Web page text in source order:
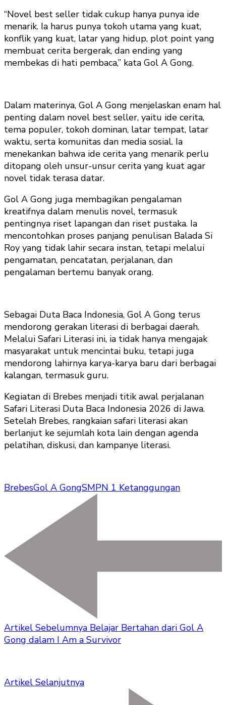
“Novel best seller tidak cukup hanya punya ide
menarik. Ia harus punya tokoh utama yang kuat,
konflik yang kuat, latar yang hidup, plot point yang
membuat cerita bergerak, dan ending yang
membekas di hati pembaca,” kata Gol A Gong.
Dalam materinya, Gol A Gong menjelaskan enam hal
penting dalam novel best seller, yaitu ide cerita,
tema populer, tokoh dominan, latar tempat, latar
waktu, serta komunitas dan media sosial. Ia
menekankan bahwa ide cerita yang menarik perlu
ditopang oleh unsur-unsur cerita yang kuat agar
novel tidak terasa datar.
Gol A Gong juga membagikan pengalaman
kreatifnya dalam menulis novel, termasuk
pentingnya riset lapangan dan riset pustaka. Ia
mencontohkan proses panjang penulisan Balada Si
Roy yang tidak lahir secara instan, tetapi melalui
pengamatan, pencatatan, perjalanan, dan
pengalaman bertemu banyak orang.
Sebagai Duta Baca Indonesia, Gol A Gong terus
mendorong gerakan literasi di berbagai daerah.
Melalui Safari Literasi ini, ia tidak hanya mengajak
masyarakat untuk mencintai buku, tetapi juga
mendorong lahirnya karya-karya baru dari berbagai
kalangan, termasuk guru.
Kegiatan di Brebes menjadi titik awal perjalanan
Safari Literasi Duta Baca Indonesia 2026 di Jawa.
Setelah Brebes, rangkaian safari literasi akan
berlanjut ke sejumlah kota lain dengan agenda
pelatihan, diskusi, dan kampanye literasi.
BrebesGol A GongSMPN 1 Ketanggungan
Artikel Sebelumnya Belajar Bertahan dari Gol A
Gong dalam I Am a Survivor
Artikel Selanjutnya